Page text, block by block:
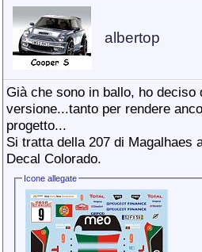
albertop
Già che sono in ballo, ho deciso
versione...tanto per rendere
progetto...
Si tratta della 207 di Magalhaes
Decal Colorado.
Icone allegate